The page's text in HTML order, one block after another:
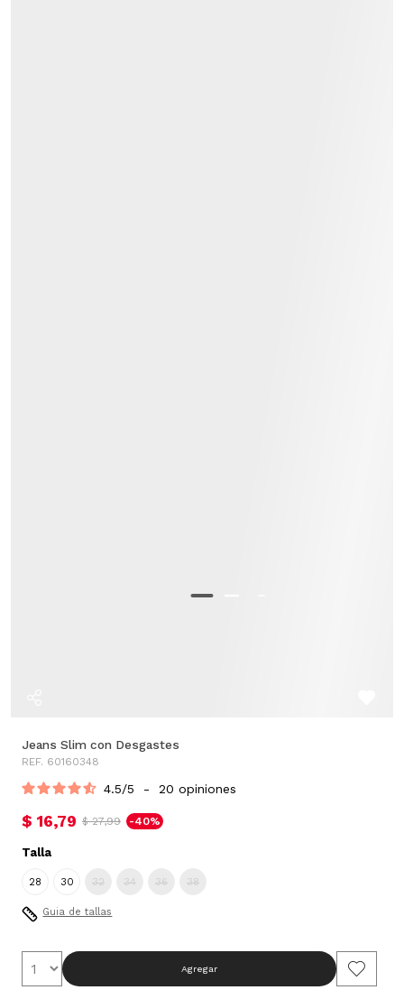
Jeans Slim con Desgastes
REF. 60160348
4.5/5 - 20 opiniones
$ 16,79 $ 27,99 -40%
Talla
28 30 32 34 36 38
Guia de tallas
Agregar